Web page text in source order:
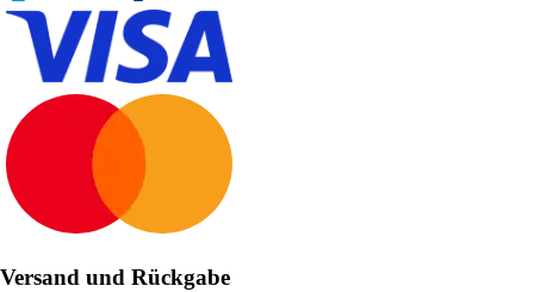
Versand und Rückgabe